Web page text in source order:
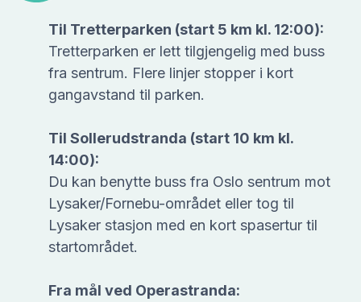
Til Tretterparken (start 5 km kl. 12:00):
Tretterparken er lett tilgjengelig med buss
fra sentrum. Flere linjer stopper i kort
gangavstand til parken.
Til Sollerudstranda (start 10 km kl.
14:00):
Du kan benytte buss fra Oslo sentrum mot
Lysaker/Fornebu-området eller tog til
Lysaker stasjon med en kort spasertur til
startområdet.
Fra mål ved Operastranda: